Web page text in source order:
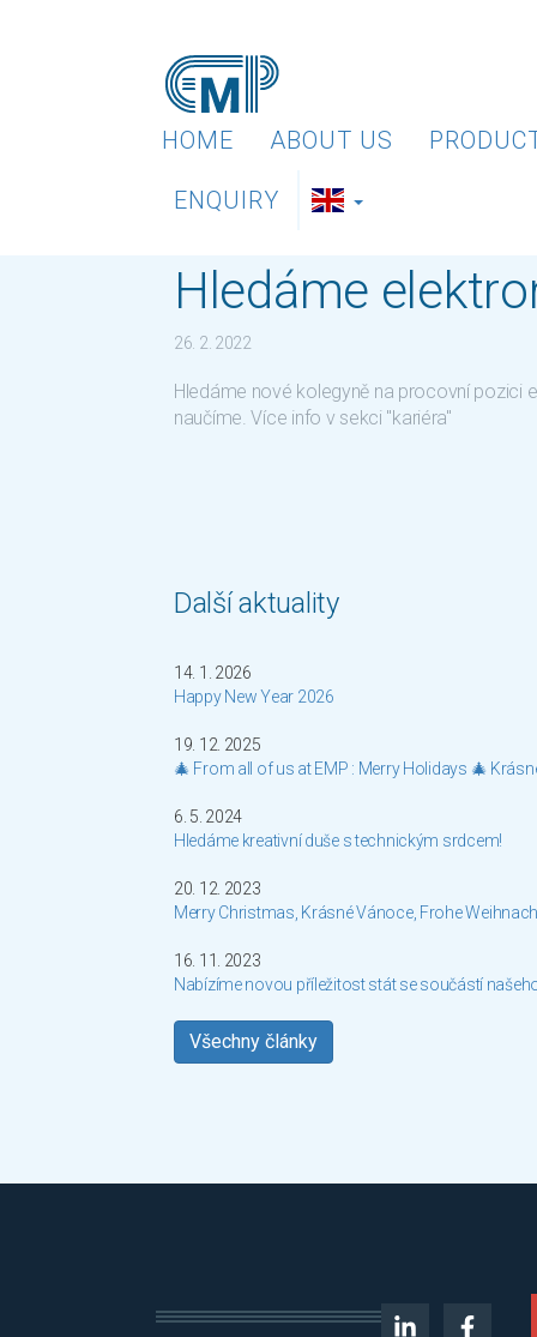
HOME ABOUT US
ENQUIRY
Hledáme
26. 2. 2022
Hledáme nové kolegyně na procovní pozici
naučíme. Více info v sekci "kariéra"
Další aktuality
14. 1. 2026
Happy New Year 2026
19. 12. 2025
🎄 From all of us at EMP : Merry Holidays 🎄
6. 5. 2024
Hledáme kreativní duše s technickým srdcem!
20. 12. 2023
Merry Christmas, Krásné Vánoce, Frohe
16. 11. 2023
Nabízíme novou příležitost stát se součástí
Všechny články